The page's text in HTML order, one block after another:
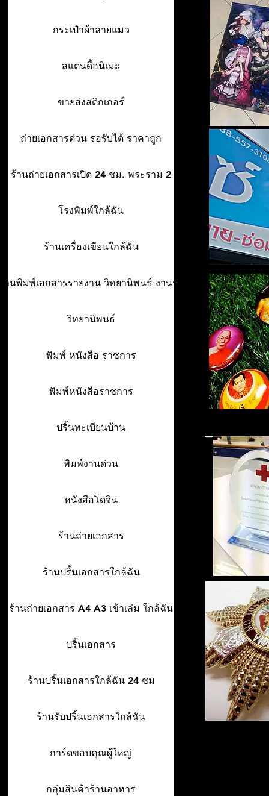
กระเป๋าผ้าลายแมว
สแตนดี้อนิเมะ
ขายส่งสติกเกอร์
ถ่ายเอกสารด่วน รอรับได้ ราคาถูก
ร้านถ่ายเอกสารเปิด 24 ชม. พระราม 2
โรงพิมพ์ใกล้ฉัน
ร้านเครื่องเขียนใกล้ฉัน
านพิมพ์เอกสารรายงาน วิทยานิพนธ์ งานรา
วิทยานิพนธ์
พิมพ์ หนังสือ ราชการ
พิมพ์หนังสือราชการ
ปริ้นทะเบียนบ้าน
พิมพ์งานด่วน
หนังสือโดจิน
ร้านถ่ายเอกสาร
ร้านปริ้นเอกสารใกล้ฉัน
ร้านถ่ายเอกสาร A4 A3 เข้าเล่ม ใกล้ฉัน
ปริ้นเอกสาร
ร้านปริ้นเอกสารใกล้ฉัน 24 ชม
ร้านรับปริ้นเอกสารใกล้ฉัน
การ์ดขอบคุณผู้ใหญ่
กลุ่มสินค้าร้านอาหาร